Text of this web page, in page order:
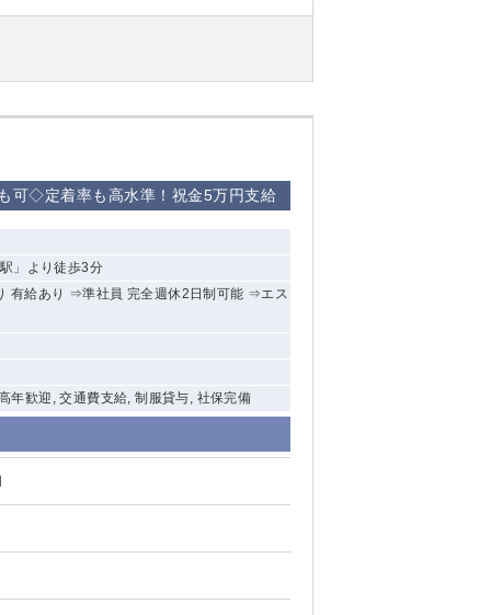
可◇定着率も高水準！祝金5万円支給
」より徒歩3分
有給あり ⇒準社員 完全週休2日制可能 ⇒エス
年歓迎, 交通費支給, 制服貸与, 社保完備